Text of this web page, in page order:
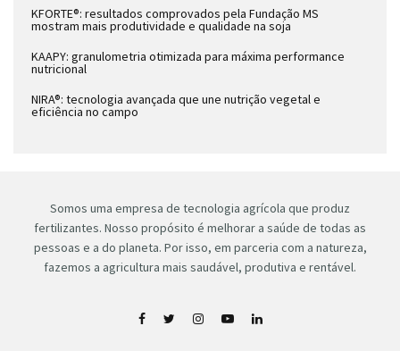
KFORTE®: resultados comprovados pela Fundação MS
mostram mais produtividade e qualidade na soja
KAAPY: granulometria otimizada para máxima performance
nutricional
NIRA®: tecnologia avançada que une nutrição vegetal e
eficiência no campo
Somos uma empresa de tecnologia agrícola que produz
fertilizantes. Nosso propósito é melhorar a saúde de todas as
pessoas e a do planeta. Por isso, em parceria com a natureza,
fazemos a agricultura mais saudável, produtiva e rentável.